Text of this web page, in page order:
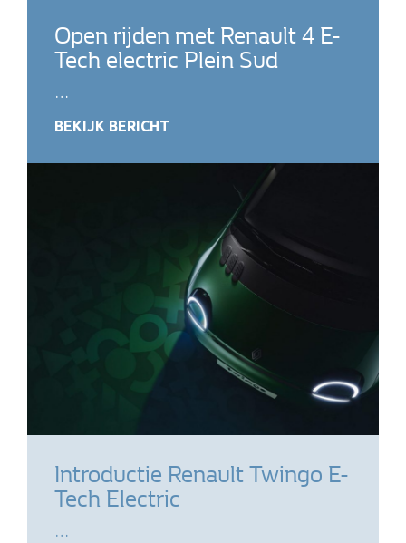
Open rijden met Renault 4 E-
Tech electric Plein Sud
…
BEKIJK BERICHT
Introductie Renault Twingo E-
Tech Electric
…